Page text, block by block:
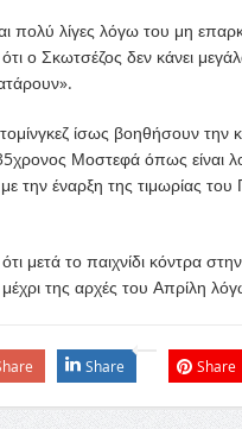
πολύ λίγες λόγω του μη
ο Σκωτσέζος δεν κάνει
ίσως βοηθήσουν
Μοστεφά όπως είναι
την έναρξη της τιμωρίας
ότι μετά το παιχνίδι κόντρα
της αρχές του Απρίλη
Share Share